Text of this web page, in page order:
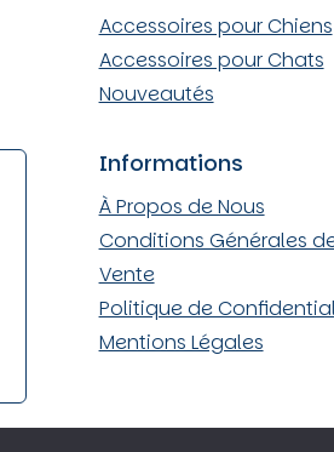
Accessoires pour Chiens
Accessoires pour Chats
Nouveautés
Informations
À Propos de Nous
Conditions Générales
Vente
Politique de
Mentions Légales